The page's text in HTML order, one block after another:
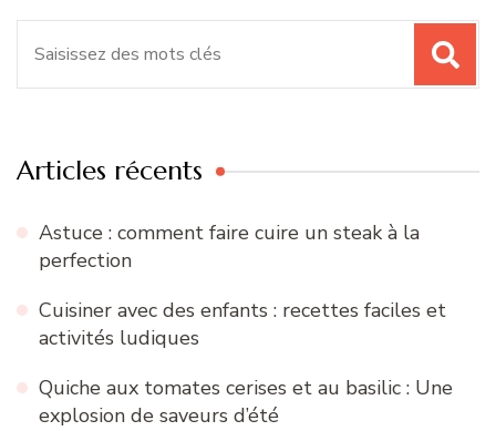
Articles récents
Astuce : comment faire cuire un steak à la
perfection
Cuisiner avec des enfants : recettes faciles et
activités ludiques
Quiche aux tomates cerises et au basilic : Une
explosion de saveurs d’été